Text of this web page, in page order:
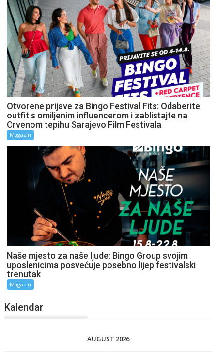
Otvorene prijave za Bingo Festival Fits: Odaberite
outfit s omiljenim influencerom i zablistajte na
Crvenom tepihu Sarajevo Film Festivala
Magazin
Naše mjesto za naše ljude: Bingo Group svojim
uposlenicima posvećuje posebno lijep festivalski
trenutak
Magazin
Kalendar
AUGUST 2026